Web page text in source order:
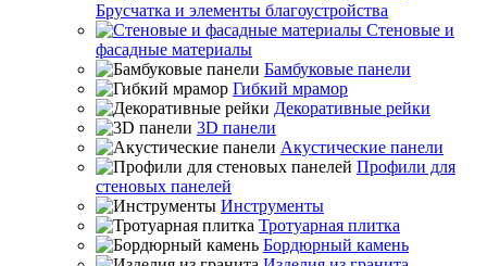
Брусчатка и элементы благоустройства
Стеновые и
фасадные материалы
Бамбуковые панели
Гибкий мрамор
Декоративные рейки
3D панели
Акустические панели
Профили для
стеновых панелей
Инструменты
Тротуарная плитка
Бордюрный камень